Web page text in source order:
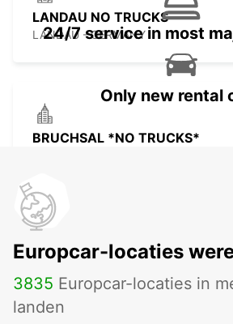
LANDAU NO TRUCKS
LANDAU - GERMANY
BRUCHSAL *NO TRUCKS*
DARMSTADT
DARMSTADT NORTH - GERMANY
24/7 service in most
Only new rental
Europcar-locaties
3835 Europcar-locaties in
landen